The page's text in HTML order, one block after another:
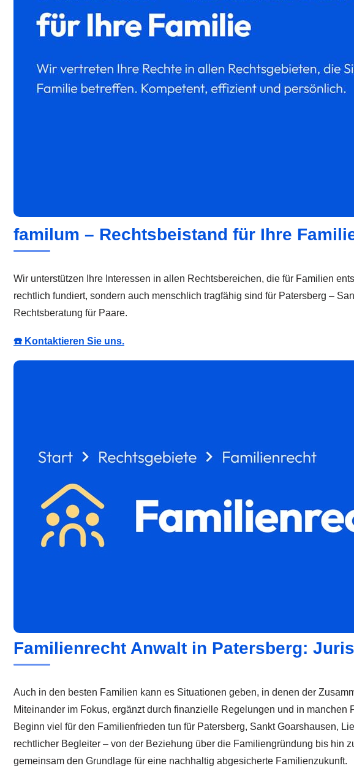
familum – Rechtsbeistand für Ihre
Wir unterstützen Ihre Interessen in allen Rechtsbereichen, die für Familien
rechtlich fundiert, sondern auch menschlich tragfähig sind für Patersberg –
Rechtsberatung für Paare.
☎️ Kontaktieren Sie uns.
Familienrecht Anwalt in Patersberg:
Auch in den besten Familien kann es Situationen geben, in denen der
Miteinander im Fokus, ergänzt durch finanzielle Regelungen und in
Beginn viel für den Familienfrieden tun für Patersberg, Sankt Goarshausen,
rechtlicher Begleiter – von der Beziehung über die Familiengründung bis hin
gemeinsam den Grundlage für eine nachhaltig abgesicherte Familienzukunft.